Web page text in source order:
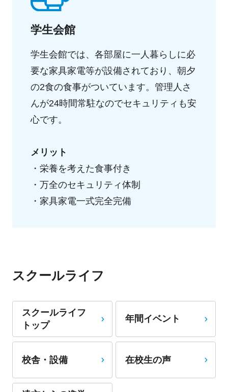
学生会館
学生会館では、各部屋に一人暮らしに必
要な家具家電等が設備されており、朝夕
の2食の食事がついています。管理人さ
んが24時間常駐なのでセキュリティも安
心です。
メリット
・栄養を考えた食事付き
・万全のセキュリティ体制
・家具家電一式完全完備
スクールライフ
スクールライフ
トップ
年間イベント
校舎・設備 在校生の声